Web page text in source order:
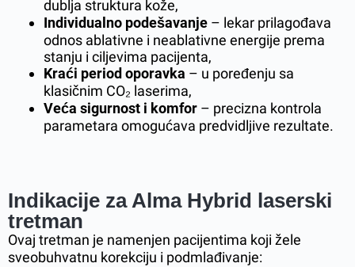
dublja struktura kože,
Individualno podešavanje – lekar prilagođava
odnos ablativne i neablativne energije prema
stanju i ciljevima pacijenta,
Kraći period oporavka – u poređenju sa
klasičnim CO₂ laserima,
Veća sigurnost i komfor – precizna kontrola
parametara omogućava predvidljive rezultate.
Indikacije za Alma Hybrid laserski
tretman
Ovaj tretman je namenjen pacijentima koji žele
sveobuhvatnu korekciju i podmlađivanje: